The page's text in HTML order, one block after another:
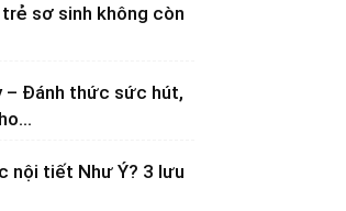
sơ sinh không còn
– Đánh thức sức hút,
nội tiết Như Ý? 3 lưu